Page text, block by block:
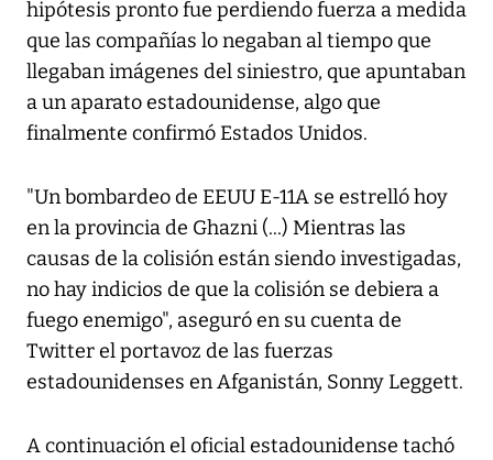
hipótesis pronto fue perdiendo fuerza a medida
que las compañías lo negaban al tiempo que
llegaban imágenes del siniestro, que apuntaban
a un aparato estadounidense, algo que
finalmente confirmó Estados Unidos.
"Un bombardeo de EEUU E-11A se estrelló hoy
en la provincia de Ghazni (...) Mientras las
causas de la colisión están siendo investigadas,
no hay indicios de que la colisión se debiera a
fuego enemigo", aseguró en su cuenta de
Twitter el portavoz de las fuerzas
estadounidenses en Afganistán, Sonny Leggett.
A continuación el oficial estadounidense tachó